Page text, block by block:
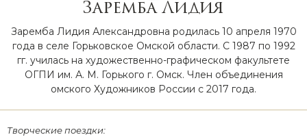
Заремба Лидия
Заремба Лидия Александровна родилась 10 апреля 1970
года в селе Горьковское Омской области. С 1987 по 1992
гг. училась на художественно-графическом факультете
ОГПИ им. А. М. Горького г. Омск. Член объединения
омского Художников России с 2017 года.
Творческие поездки: